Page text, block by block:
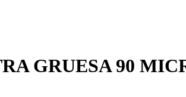
GRUESA 90